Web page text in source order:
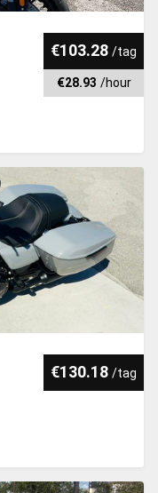
€103.28 /tag
€28.93 /hour
€130.18 /tag